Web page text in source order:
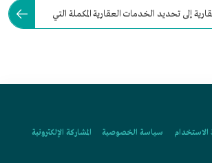
إلى تحديد الخدمات العقارية المكملة التي
سياسة الخصوصية
المشاركة الإلكترونية